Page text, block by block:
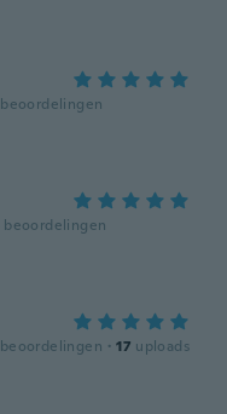
beoordelingen
beoordelingen
beoordelingen · 17 uploads